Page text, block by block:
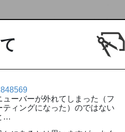
ューバーが外れてしまった（フ
ティングになった）のではない
…